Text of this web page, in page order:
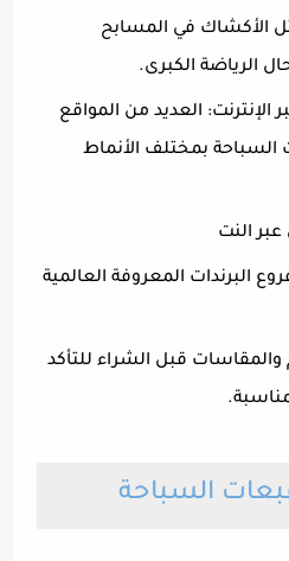
الأكشاك في المسابح
الرياضة الكبرى.
الإنترنت: العديد من المواقع
السباحة بمختلف الأنماط
قبل الشراء للتأكد
السباحة